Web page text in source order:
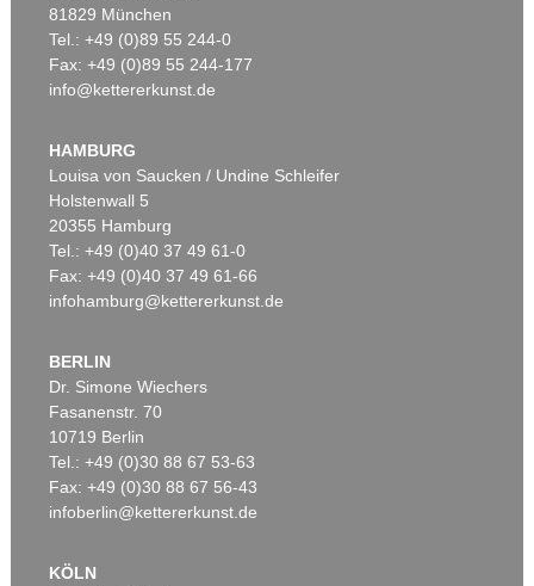
Auktion 604 - Lot 39
Ergebnis:€ 39.370
JOHANN WOLFGANG VON GOETHE
Ergebnis:€ 30.480
81829 München
Tel.: +49 (0)89 55 244-0
Fax: +49 (0)89 55 244-177
info@kettererkunst.de
HAMBURG
Louisa von Saucken / Undine Schleifer
Holstenwall 5
20355 Hamburg
Tel.: +49 (0)40 37 49 61-0
Fax: +49 (0)40 37 49 61-66
infohamburg@kettererkunst.de
BERLIN
Dr. Simone Wiechers
Fasanenstr. 70
10719 Berlin
Tel.: +49 (0)30 88 67 53-63
Fax: +49 (0)30 88 67 56-43
infoberlin@kettererkunst.de
KÖLN